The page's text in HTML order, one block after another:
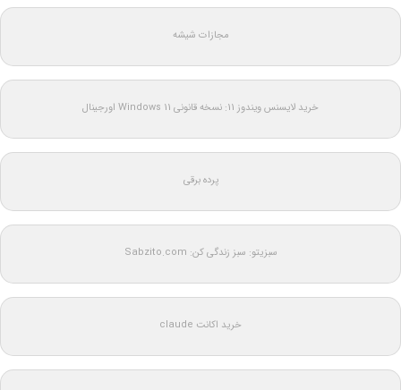
مجازات شیشه
خرید لایسنس ویندوز 11: نسخه قانونی Windows 11 اورجینال
پرده برقی
سبزیتو: سبز زندگی کن: Sabzito.com
خرید اکانت claude